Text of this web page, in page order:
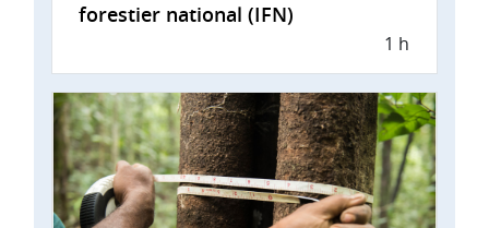
forestier national (IFN)
1 h